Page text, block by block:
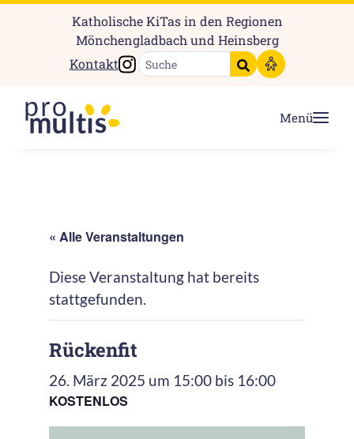
Katholische KiTas in den Regionen
Mönchengladbach und Heinsberg
Kontakt
Instagram
Suche starten
Menü
« Alle Veranstaltungen
Diese Veranstaltung hat bereits
stattgefunden.
Rückenfit
26. März 2025 um 15:00 bis 16:00
KOSTENLOS